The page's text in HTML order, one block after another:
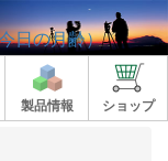
製品情報 ショップ